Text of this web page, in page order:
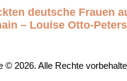
deutsche Frauen
– Louise Otto-Peters
© 2026. Alle Rechte